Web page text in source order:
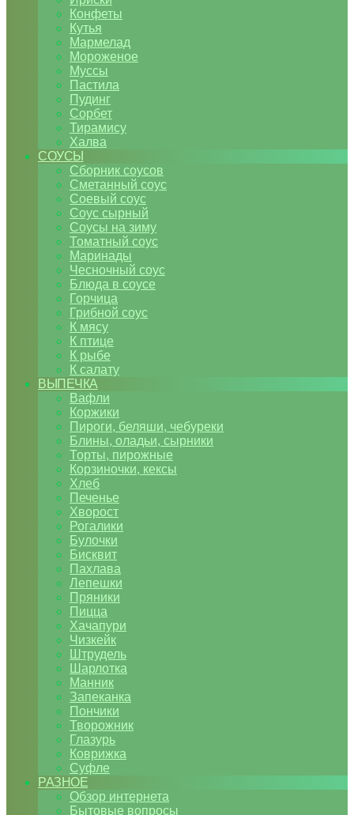
Конфеты
Кутья
Мармелад
Мороженое
Муссы
Пастила
Пудинг
Сорбет
Тирамису
Халва
СОУСЫ
Сборник соусов
Сметанный соус
Соевый соус
Соус сырный
Соусы на зиму
Томатный соус
Маринады
Чесночный соус
Блюда в соусе
Горчица
Грибной соус
К мясу
К птице
К рыбе
К салату
ВЫПЕЧКА
Вафли
Коржики
Пироги, беляши, чебуреки
Блины, оладьи, сырники
Торты, пирожные
Корзиночки, кексы
Хлеб
Печенье
Хворост
Рогалики
Булочки
Бисквит
Пахлава
Лепешки
Пряники
Пицца
Хачапури
Чизкейк
Штрудель
Шарлотка
Манник
Запеканка
Пончики
Творожник
Глазурь
Коврижка
Суфле
РАЗНОЕ
Обзор интернета
Бытовые вопросы